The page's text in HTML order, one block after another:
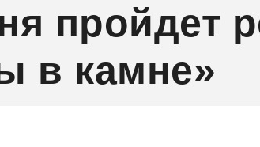
пройдет
в камне»